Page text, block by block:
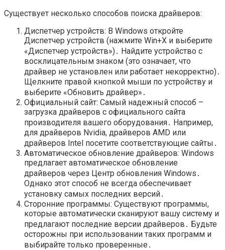
Существует несколько способов поиска драйверов:
Диспетчер устройств: В Windows откройте
Диспетчер устройств (нажмите Win+X и выберите
«Диспетчер устройств»)․ Найдите устройство с
восклицательным знаком (это означает, что
драйвер не установлен или работает некорректно)․
Щелкните правой кнопкой мыши по устройству и
выберите «Обновить драйвер»․
Официальный сайт: Самый надежный способ –
загрузка драйверов с официального сайта
производителя вашего оборудования․ Например,
для драйверов Nvidia, драйверов AMD или
драйверов Intel посетите соответствующие сайты․
Автоматическое обновление драйверов: Windows
предлагает автоматическое обновление
драйверов через Центр обновления Windows․
Однако этот способ не всегда обеспечивает
установку самых последних версий․
Сторонние программы: Существуют программы,
которые автоматически сканируют вашу систему и
предлагают последние версии драйверов․ Будьте
осторожны при использовании таких программ и
выбирайте только проверенные․